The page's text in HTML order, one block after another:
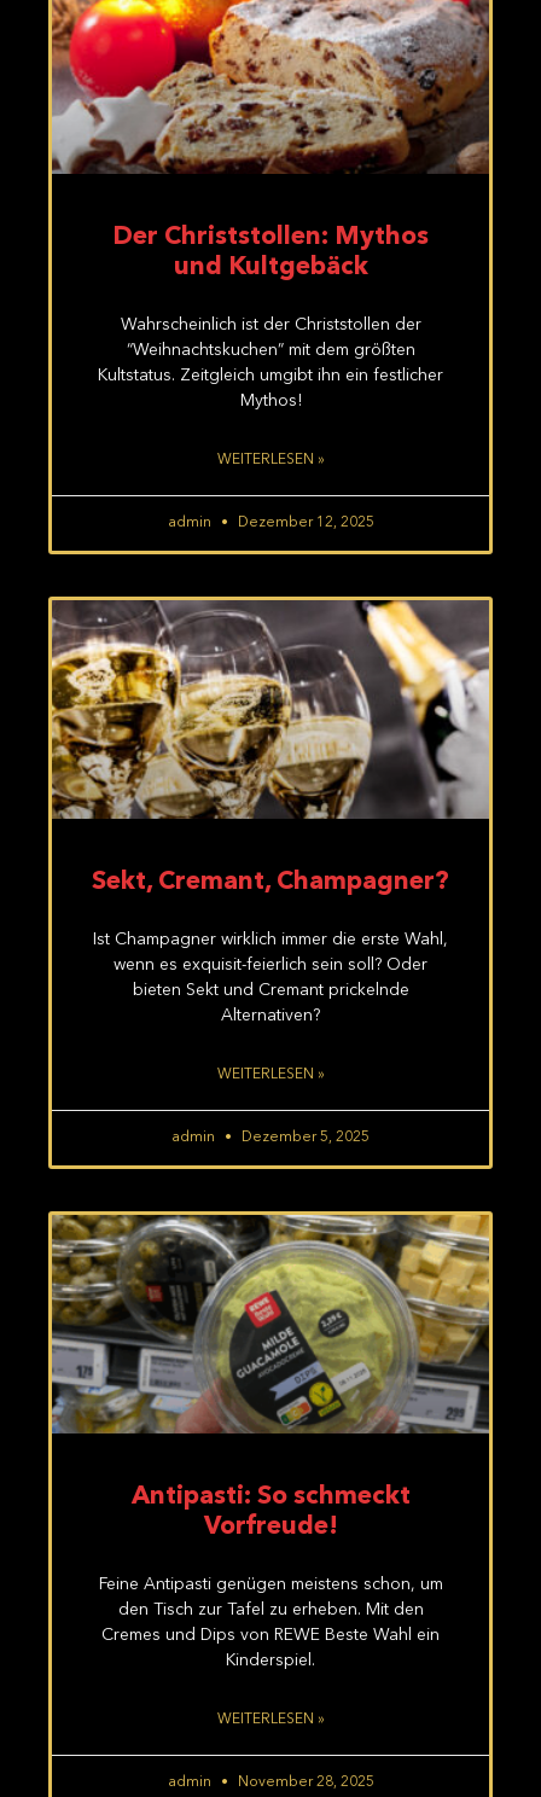
Der Christstollen: Mythos
und Kultgebäck
Wahrscheinlich ist der Christstollen der
“Weihnachtskuchen” mit dem größten
Kultstatus. Zeitgleich umgibt ihn ein festlicher
Mythos!
WEITERLESEN »
admin Dezember 12, 2025
Sekt, Cremant, Champagner?
Ist Champagner wirklich immer die erste Wahl,
wenn es exquisit-feierlich sein soll? Oder
bieten Sekt und Cremant prickelnde
Alternativen?
WEITERLESEN »
admin Dezember 5, 2025
Antipasti: So schmeckt
Vorfreude!
Feine Antipasti genügen meistens schon, um
den Tisch zur Tafel zu erheben. Mit den
Cremes und Dips von REWE Beste Wahl ein
Kinderspiel.
WEITERLESEN »
admin November 28, 2025